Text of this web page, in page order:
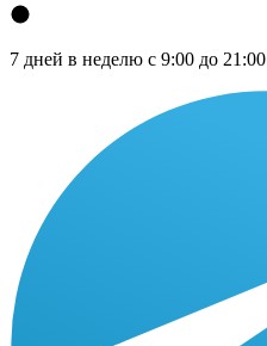
7 дней в неделю с 9:00 до 21:00